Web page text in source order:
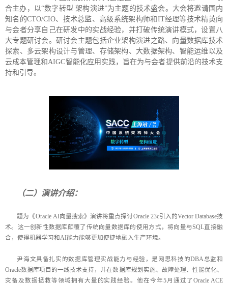
合主办，以“数字转型 架构演进”为主题的技术盛会。大会将邀请国内
知名的CTO/CIO、技术总监、高级系统架构师和IT经理等技术精英向
与会者分享自己在研发中的实战经验，并打破传统演讲模式，设置八
大专题研讨会。研讨会主题包括企业架构演进之路、向量数据库技术
探索、多云架构设计与管理、存储架构、大数据架构、智能运维以及
云成本管理和AIGC智能化应用实践，旨在为与会者提供前沿的技术支
持和引导。
（二）演讲介绍：
题为《Oracle AI向量搜索》演讲将重点探讨Oracle 23c引入的Vector Database技
术。这一创新性数据库颠覆了传统向量数据库的使用方式，将向量与SQL直接融
合，使得机器学习和AI能力能够更加便捷地融入生产环境。
尹海文具备扎实的数据库管理实战能力与经验，是网思科技的DBA总监和
Oracle数据库项目的一线技术支持，并在数据库规划实施、故障处理、性能优化、
灾备及数据拯救等领域拥有大量的实践经验。他在今年5月通过了Oracle ACE